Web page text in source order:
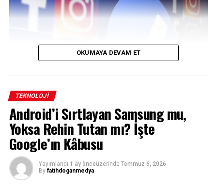
Avrupa Birliği, Meta’nın Instagram ve Facebook
platformlarında kullanıcıları ekrana bağımlı hale
getiren tasarımları değiştirmesini istedi. Şirket, uyarılara
uymaması halinde küresel cirosunun yüzde 6’sına kadar
OKUMAYA DEVAM ET
TEKNOLOJI
Android’i Sırtlayan Samsung mu,
Yoksa Rehin Tutan mı? İşte
Google’ın Kâbusu
Yayımlandı 1 ay önceüzerinde Temmuz 6, 2026
By fatihdoganmedya